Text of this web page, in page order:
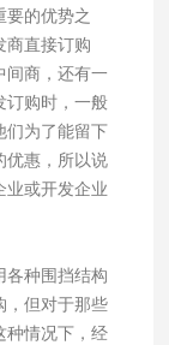
的优势之
商直接订购
间商，还有一
订购时，一般
们为了能留下
优惠，所以说
业或开发企业
各种围挡结构
，但对于那些
种情况下，经